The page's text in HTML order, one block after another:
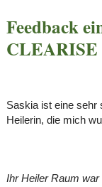
Feedback
CLEARISE
Saskia ist eine sehr
Heilerin, die mich
Ihr Heiler Raum